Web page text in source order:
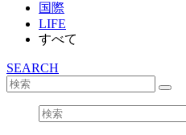
国際
LIFE
すべて
SEARCH